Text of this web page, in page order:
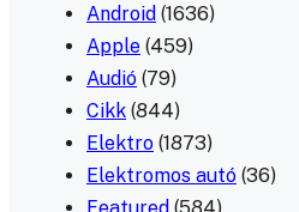
Android (1636)
Apple (459)
Audió (79)
Cikk (844)
Elektro (1873)
Elektromos autó (36)